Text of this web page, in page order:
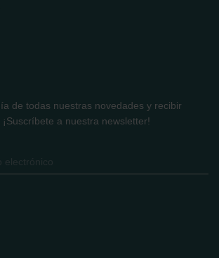
de todas nuestras novedades y recibir
a nuestra newsletter!